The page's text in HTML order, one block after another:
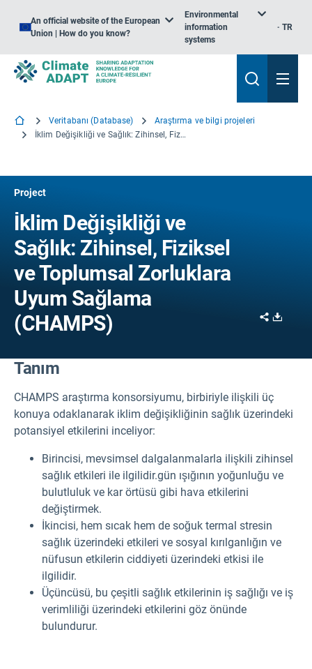
An official website of the European
Union | How do you know?
Environmental
information
systems
TR
Veritabanı (Database)
Araştırma ve bilgi projeleri
İklim Değişikliği ve Sağlık: Zihinsel, Fiziksel ve Toplumsal Zorluklara Uyum Sağlama
Project
İklim Değişikliği ve
Sağlık: Zihinsel, Fiziksel
ve Toplumsal Zorluklara
Uyum Sağlama
(CHAMPS)
Share
Tanım
CHAMPS araştırma konsorsiyumu, birbiriyle ilişkili üç
konuya odaklanarak iklim değişikliğinin sağlık üzerindeki
potansiyel etkilerini inceliyor:
Birincisi, mevsimsel dalgalanmalarla ilişkili zihinsel
sağlık etkileri ile ilgilidir.gün ışığının yoğunluğu ve
bulutluluk ve kar örtüsü gibi hava etkilerini
değiştirmek.
İkincisi, hem sıcak hem de soğuk termal stresin
sağlık üzerindeki etkileri ve sosyal kırılganlığın ve
nüfusun etkilerin ciddiyeti üzerindeki etkisi ile
ilgilidir.
Üçüncüsü, bu çeşitli sağlık etkilerinin iş sağlığı ve iş
verimliliği üzerindeki etkilerini göz önünde
bulundurur.